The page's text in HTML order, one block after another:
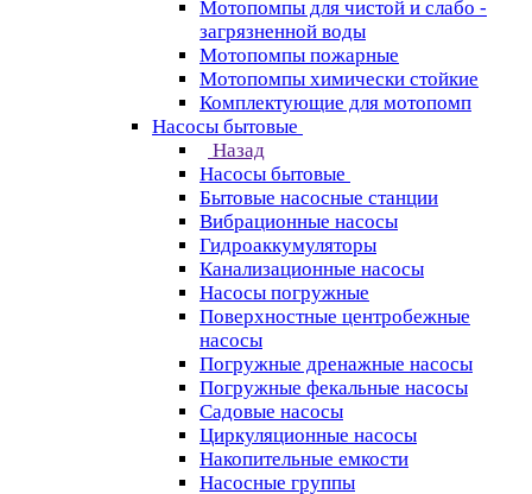
Мотопомпы для чистой и слабо -
загрязненной воды
Мотопомпы пожарные
Мотопомпы химически стойкие
Комплектующие для мотопомп
Насосы бытовые
Назад
Насосы бытовые
Бытовые насосные станции
Вибрационные насосы
Гидроаккумуляторы
Канализационные насосы
Насосы погружные
Поверхностные центробежные
насосы
Погружные дренажные насосы
Погружные фекальные насосы
Садовые насосы
Циркуляционные насосы
Накопительные емкости
Насосные группы